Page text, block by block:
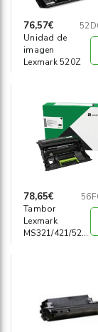
76,57€
Unidad de
imagen
Lexmark 520Z
78,65€
Tambor
Lexmark
MS321/421/521/